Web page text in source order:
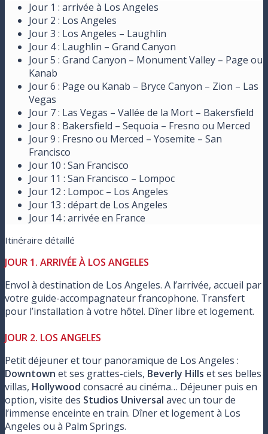
Jour 1 : arrivée à Los Angeles
Jour 2 : Los Angeles
Jour 3 : Los Angeles – Laughlin
Jour 4 : Laughlin – Grand Canyon
Jour 5 : Grand Canyon – Monument Valley – Page ou
Kanab
Jour 6 : Page ou Kanab – Bryce Canyon – Zion – Las
Vegas
Jour 7 : Las Vegas – Vallée de la Mort – Bakersfield
Jour 8 : Bakersfield – Sequoia – Fresno ou Merced
Jour 9 : Fresno ou Merced – Yosemite – San
Francisco
Jour 10 : San Francisco
Jour 11 : San Francisco – Lompoc
Jour 12 : Lompoc – Los Angeles
Jour 13 : départ de Los Angeles
Jour 14 : arrivée en France
Itinéraire détaillé
JOUR 1. ARRIVÉE À LOS ANGELES
Envol à destination de Los Angeles. A l’arrivée, accueil par
votre guide-accompagnateur francophone. Transfert
pour l’installation à votre hôtel. Dîner libre et logement.
JOUR 2. LOS ANGELES
Petit déjeuner et tour panoramique de Los Angeles :
Downtown et ses grattes-ciels, Beverly Hills et ses belles
villas, Hollywood consacré au cinéma… Déjeuner puis en
option, visite des Studios Universal avec un tour de
l’immense enceinte en train. Dîner et logement à Los
Angeles ou à Palm Springs.